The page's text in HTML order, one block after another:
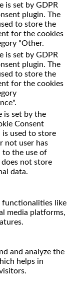
is set by GDPR
plugin. The
to store the
for the cookies
"Other.
is set by GDPR
plugin. The
to store the
for the cookies
is set by the
Consent
is used to store
not user has
to the use of
not store
data.
functionalities like
media platforms,
and analyze the
helps in